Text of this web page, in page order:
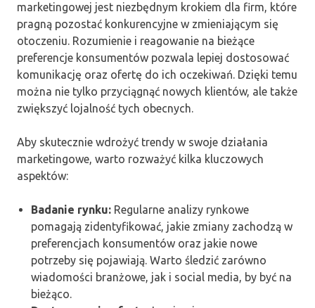
marketingowej jest niezbędnym krokiem dla firm, które
pragną pozostać konkurencyjne w zmieniającym się
otoczeniu. Rozumienie i reagowanie na bieżące
preferencje konsumentów pozwala lepiej dostosować
komunikację oraz ofertę do ich oczekiwań. Dzięki temu
można nie tylko przyciągnąć nowych klientów, ale także
zwiększyć lojalność tych obecnych.
Aby skutecznie wdrożyć trendy w swoje działania
marketingowe, warto rozważyć kilka kluczowych
aspektów:
Badanie rynku: Regularne analizy rynkowe
pomagają zidentyfikować, jakie zmiany zachodzą w
preferencjach konsumentów oraz jakie nowe
potrzeby się pojawiają. Warto śledzić zarówno
wiadomości branżowe, jak i social media, by być na
bieżąco.